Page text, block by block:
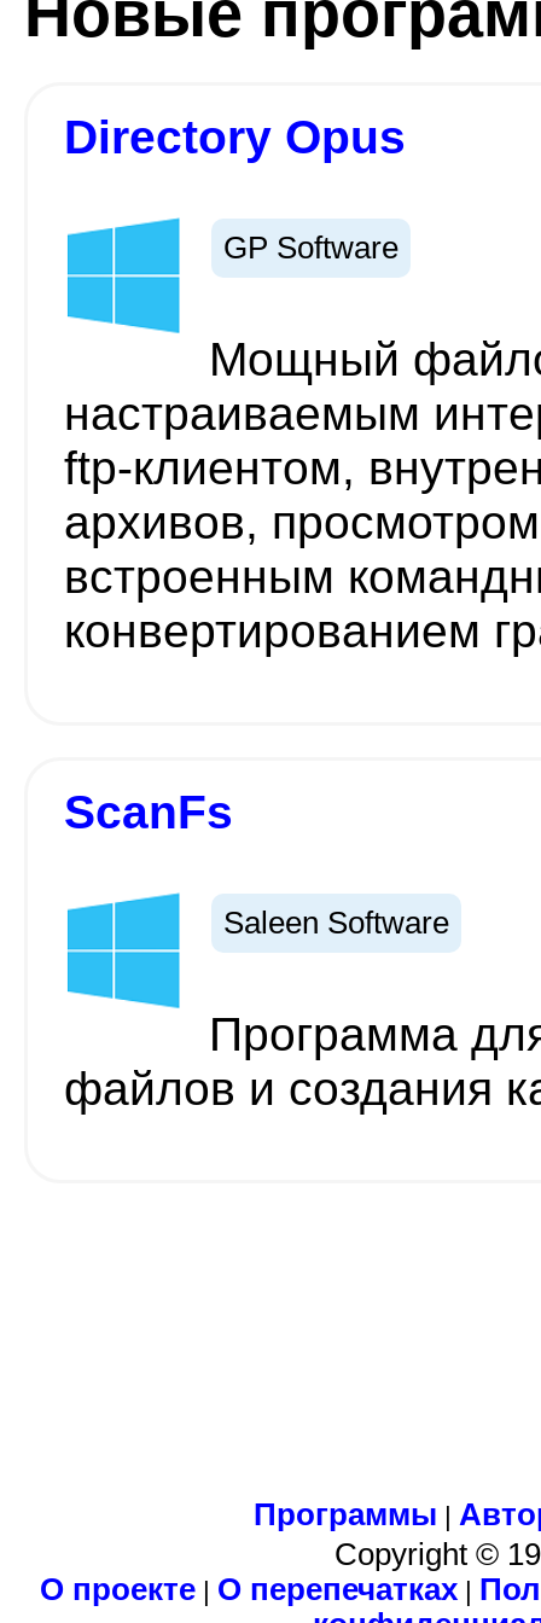
Directory Opus
GP Software
Мощный
настраиваемым
ftp-клиентом,
архивов,
встроенным
конвертированием
ScanFs
Saleen Software
Программа
файлов и создания
Программы |
Copyright ©
О проекте| О перепечатках|